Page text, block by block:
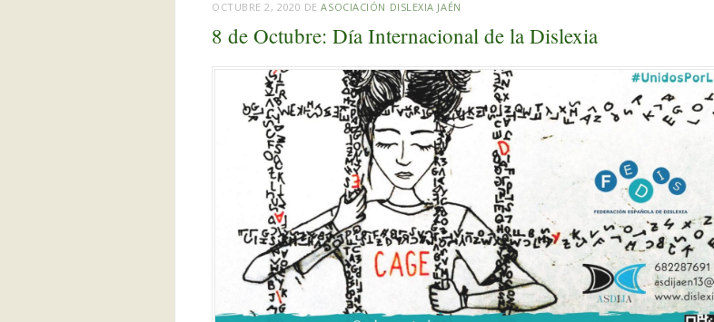
OCTUBRE 2, 2020 DEASOCIACIÓN DISLEXIA JAÉN
8 de Octubre: Día Internacional de la Dislexia